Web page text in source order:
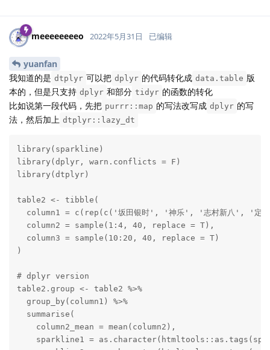
meeeeeeeeo 2022年5月31日 已编辑
yuanfan
我知道的是 dtplyr 可以把 dplyr 的代码转化成 data.table 版
本的，但是只支持 dplyr 和部分 tidyr 的函数的转化
比如说第一段代码，先把 purrr::map 的写法改写成 dplyr 的写
法，然后加上 dtplyr::lazy_dt
library(sparkline)
library(dplyr, warn.conflicts = F)
library(dtplyr)
table2 <- tibble(
column1 = c(rep(c('坂田银时', '神乐', '志村新八', '定
  column2 = sample(1:4, 40, replace = T),
  column3 = sample(10:20, 40, replace = T)
)
# dplyr version
table2.group <- table2 %>%
  group_by(column1) %>%
  summarise(
    column2_mean = mean(column2),
sparkline1 =